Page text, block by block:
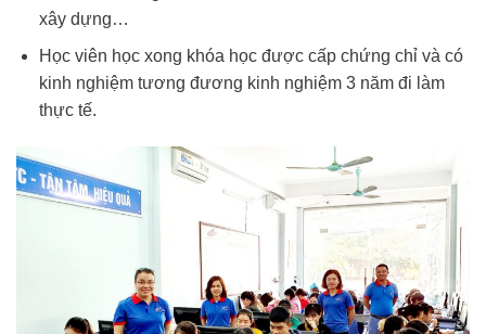
xây dựng…
Học viên học xong khóa học được cấp chứng chỉ và có
kinh nghiệm tương đương kinh nghiệm 3 năm đi làm
thực tế.